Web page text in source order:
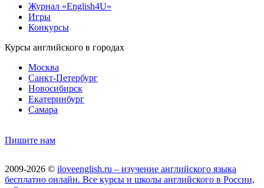
Журнал «English4U»
Игры
Конкурсы
Курсы английского в городах
Москва
Санкт-Петербург
Новосибирск
Екатеринбург
Самара
Пишите нам
2009-2026 © iloveenglish.ru – изучение английского языка
бесплатно онлайн. Все курсы и школы английского в России,